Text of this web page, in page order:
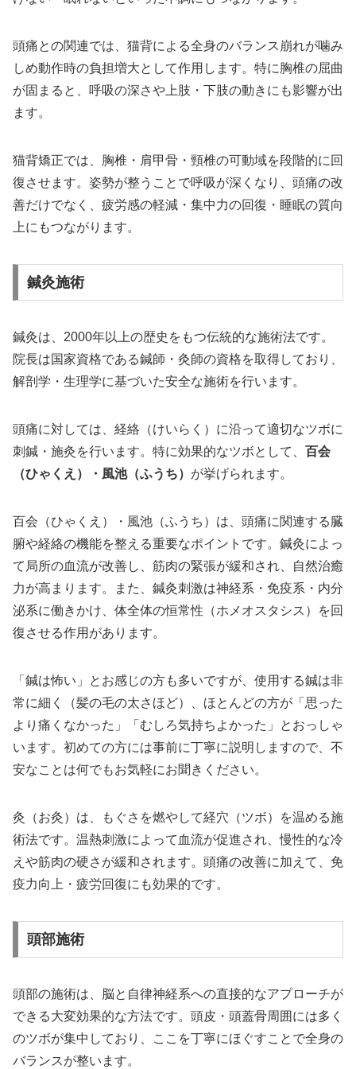
頭痛との関連では、猫背による全身のバランス崩れが噛み
しめ動作時の負担増大として作用します。特に胸椎の屈曲
が固まると、呼吸の深さや上肢・下肢の動きにも影響が出
ます。
猫背矯正では、胸椎・肩甲骨・頸椎の可動域を段階的に回
復させます。姿勢が整うことで呼吸が深くなり、頭痛の改
善だけでなく、疲労感の軽減・集中力の回復・睡眠の質向
上にもつながります。
鍼灸施術
鍼灸は、2000年以上の歴史をもつ伝統的な施術法です。
院長は国家資格である鍼師・灸師の資格を取得しており、
解剖学・生理学に基づいた安全な施術を行います。
頭痛に対しては、経絡（けいらく）に沿って適切なツボに
刺鍼・施灸を行います。特に効果的なツボとして、 百会
（ひゃくえ）・風池（ふうち） が挙げられます。
百会（ひゃくえ）・風池（ふうち）は、頭痛に関連する臓
腑や経絡の機能を整える重要なポイントです。鍼灸によっ
て局所の血流が改善し、筋肉の緊張が緩和され、自然治癒
力が高まります。また、鍼灸刺激は神経系・免疫系・内分
泌系に働きかけ、体全体の恒常性（ホメオスタシス）を回
復させる作用があります。
「鍼は怖い」とお感じの方も多いですが、使用する鍼は非
常に細く（髪の毛の太さほど）、ほとんどの方が「思った
より痛くなかった」「むしろ気持ちよかった」とおっしゃ
います。初めての方には事前に丁寧に説明しますので、不
安なことは何でもお気軽にお聞きください。
灸（お灸）は、もぐさを燃やして経穴（ツボ）を温める施
術法です。温熱刺激によって血流が促進され、慢性的な冷
えや筋肉の硬さが緩和されます。頭痛の改善に加えて、免
疫力向上・疲労回復にも効果的です。
頭部施術
頭部の施術は、脳と自律神経系への直接的なアプローチが
できる大変効果的な方法です。頭皮・頭蓋骨周囲には多く
のツボが集中しており、ここを丁寧にほぐすことで全身の
バランスが整います。